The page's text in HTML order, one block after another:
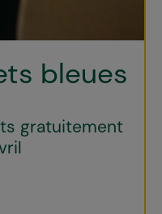
bleues
gratuitement